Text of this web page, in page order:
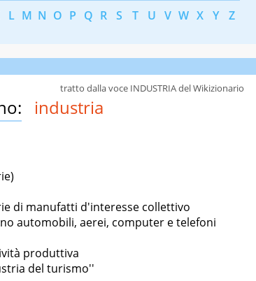
L M N O P Q R S T U V W X Y Z
industria
di manufatti d'interesse collettivo
automobili, aerei, computer e telefoni
produttiva
del turismo''
tratto dalla voce INDUSTRIA del Wikizionario